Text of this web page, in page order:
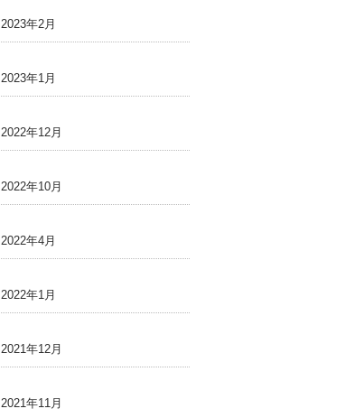
2023年2月
2023年1月
2022年12月
2022年10月
2022年4月
2022年1月
2021年12月
2021年11月